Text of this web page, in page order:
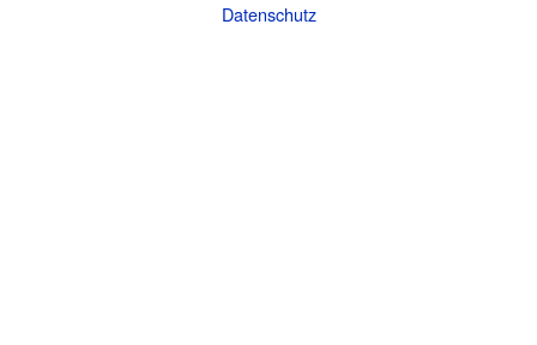
Datenschutz